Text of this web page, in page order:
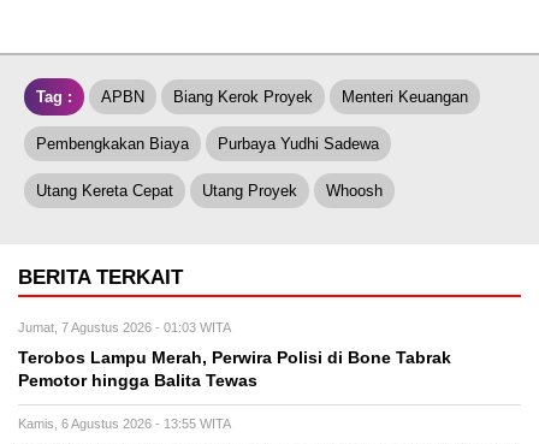
Tag : APBN Biang Kerok Proyek Menteri Keuangan
Pembengkakan Biaya Purbaya Yudhi Sadewa
Utang Kereta Cepat Utang Proyek Whoosh
BERITA TERKAIT
Jumat, 7 Agustus 2026 - 01:03 WITA
Terobos Lampu Merah, Perwira Polisi di Bone Tabrak
Pemotor hingga Balita Tewas
Kamis, 6 Agustus 2026 - 13:55 WITA